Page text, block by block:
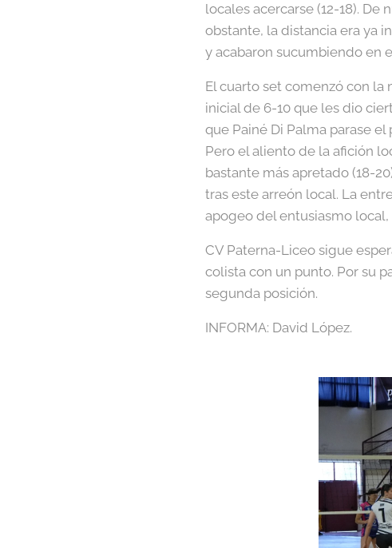
locales acercarse (12-18).
obstante, la distancia era ya
y acabaron sucumbiendo en
El cuarto set comenzó con la
inicial de 6-10 que les dio
que Painé Di Palma parase
Pero el aliento de la afición
bastante más apretado (18-
tras este arreón local. La
apogeo del entusiasmo local,
CV Paterna-Liceo sigue
colista con un punto. Por su
segunda posición.
INFORMA: David López.